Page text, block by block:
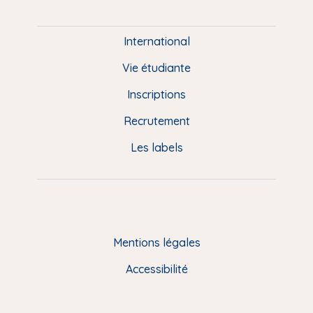
i
g
International
Vie étudiante
Inscriptions
Recrutement
Les labels
Mentions légales
Accessibilité